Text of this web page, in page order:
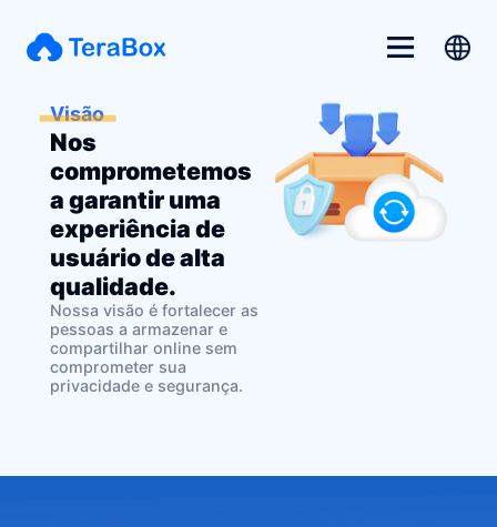
Visão
Nos
comprometemos
a garantir uma
experiência de
usuário de alta
qualidade.
Nossa visão é fortalecer as
pessoas a armazenar e
compartilhar online sem
comprometer sua
privacidade e segurança.